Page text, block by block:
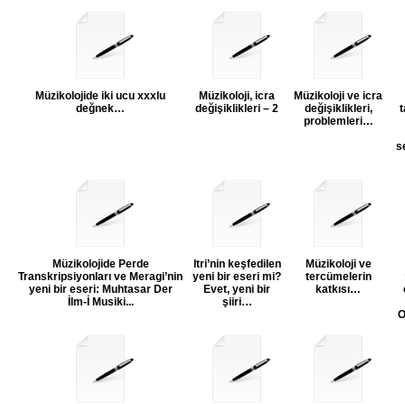
Müzikolojide iki ucu xxxlu
değnek…
Müzikoloji, icra
değişiklikleri – 2
Müzikoloji ve icra
değişiklikleri,
problemleri…
Müzikolojide Perde
Transkripsiyonları ve Meragi’nin
yeni bir eseri: Muhtasar Der
İlm-İ Musiki...
Itri’nin keşfedilen
yeni bir eseri mi?
Evet, yeni bir
şiiri…
Müzikoloji ve
tercümelerin
katkısı…